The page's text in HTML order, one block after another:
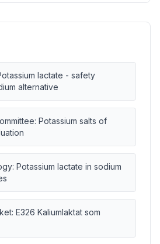
lactate - safety
alternative
Potassium salts of
Potassium lactate in sodium
E326 Kaliumlaktat som